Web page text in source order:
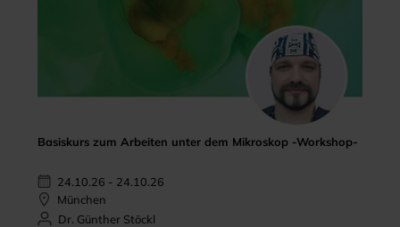
Basiskurs zum Arbeiten unter dem Mikroskop -Workshop-
24.10.26 - 24.10.26
München
Dr. Günther Stöckl